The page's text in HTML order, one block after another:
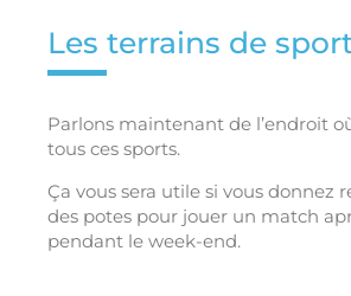
Les terrains de
Parlons maintenant de l’endroit
tous ces sports.
Ça vous sera utile si vous donnez
des potes pour jouer un match
pendant le week-end.